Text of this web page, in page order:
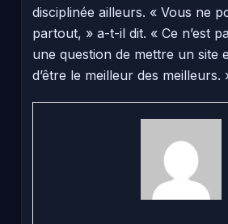
disciplinée ailleurs. « Vous ne
partout, » a-t-il dit. « Ce n’est
une question de mettre un site
d’être le meilleur des meilleurs.